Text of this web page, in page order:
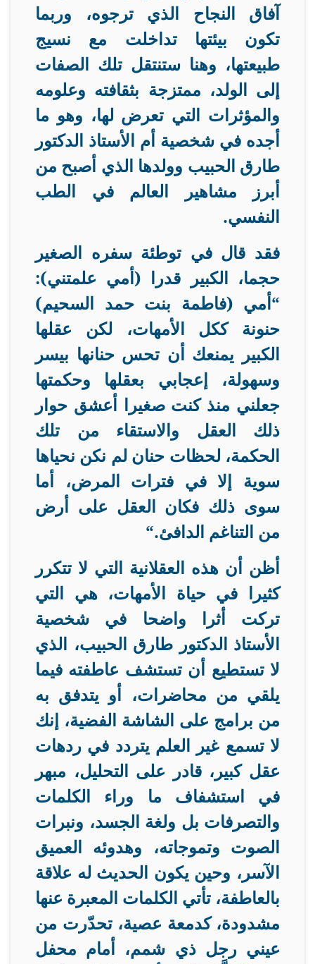
آفاق النجاح الذي ترجوه، وربما
تكون بيئتها تداخلت مع نسيج
طبيعتها، وهنا ستنتقل تلك الصفات
إلى الولد، ممتزجة بثقافته وعلومه
والمؤثرات التي تعرض لها، وهو ما
أجده في شخصية أم الأستاذ الدكتور
طارق الحبيب وولدها الذي أصبح من
أبرز مشاهير العالم في الطب
النفسي.
فقد قال في توطئة سفره الصغير
حجما، الكبير قدرا (أمي علمتني):
“أمي (فاطمة بنت حمد السحيم)
حنونة ككل الأمهات، لكن عقلها
الكبير يمنعك أن تحس حنانها بيسر
وسهولة، إعجابي بعقلها وحكمتها
جعلني منذ كنت صغيرا أعشق حوار
ذلك العقل والاستقاء من تلك
الحكمة، لحظات حنان لم نكن نحياها
سوية إلا في فترات المرض، أما
سوى ذلك فكان العقل على أرض
من التناغم الدافئ“.
أظن أن هذه العقلانية التي لا تتكرر
كثيرا في حياة الأمهات، هي التي
تركت أثرا واضحا في شخصية
الأستاذ الدكتور طارق الحبيب، الذي
لا تستطيع أن تستشف عاطفته فيما
يلقي من محاضرات، أو يتدفق به
من برامج على الشاشة الفضية، إنك
لا تسمع غير العلم يتردد في ردهات
عقل كبير، قادر على التحليل، مبهر
في استشفاف ما وراء الكلمات
والتصرفات بل ولغة الجسد، ونبرات
الصوت وتموجاته، وهدوئه العميق
الآسر، وحين يكون الحديث له علاقة
بالعاطفة، تأتي الكلمات المعبرة عنها
مشدودة، كدمعة عصية، تحدّرت من
عيني رجل ذي شمم، أمام محفل